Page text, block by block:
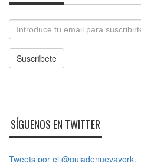
Email
Suscríbete
SÍGUENOS EN TWITTER
Tweets por el @guiadenuevayork.